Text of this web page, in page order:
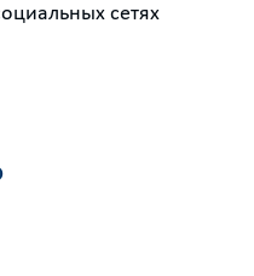
сетях